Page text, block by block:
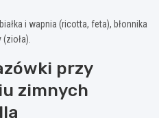
i wapnia (ricotta, feta), błonnika
przy
zimnych